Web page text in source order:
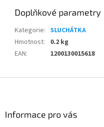
Doplňkové parametry
Kategorie: SLUCHÁTKA
Hmotnost:
0.2 kg
EAN: 1200130015618
Informace pro vás